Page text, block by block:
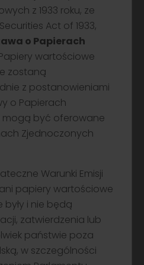
z 1933 roku, ze
Act of 1933,
o Papierach
Papiery wartościowe
zostaną
z postanowieniami
o Papierach
mogą być oferowane
Zjednoczonych
Warunki Emisji
papiery wartościowe
były i nie będą
zatwierdzenia lub
państwie poza
w szczególności
więcej o
się z Tobą